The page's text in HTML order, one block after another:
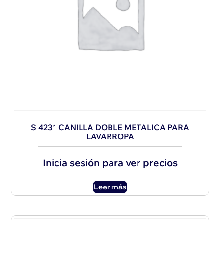
S 4231 CANILLA DOBLE METALICA PARA
LAVARROPA
Inicia sesión para ver precios
Leer más